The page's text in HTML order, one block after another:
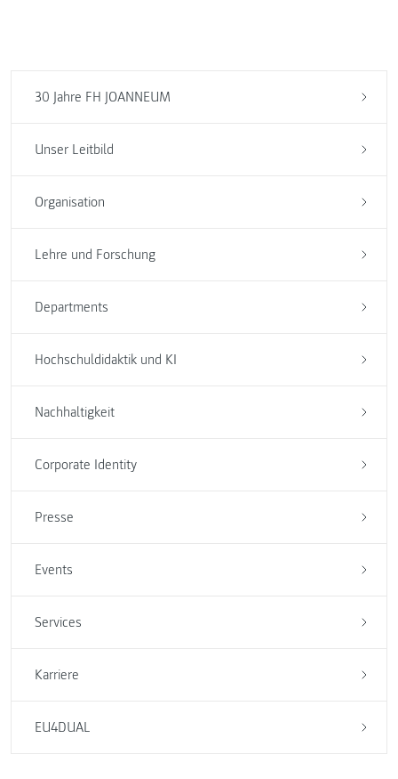
30 Jahre FH JOANNEUM
Unser Leitbild
Organisation
Lehre und Forschung
Departments
Hochschuldidaktik und KI
Nachhaltigkeit
Corporate Identity
Presse
Events
Services
Karriere
EU4DUAL